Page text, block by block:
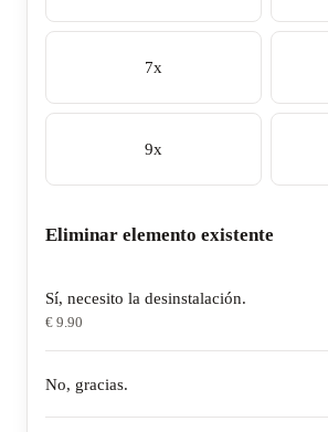
7x
9x
Eliminar elemento existente
Sí, necesito la desinstalación.
€ 9.90
No, gracias.